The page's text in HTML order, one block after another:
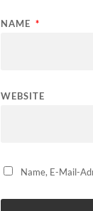
NAME *
WEBSITE
Name, E-Mail-